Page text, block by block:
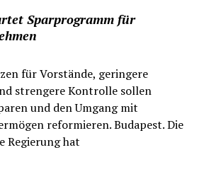
Sparprogramm für
für Vorstände, geringere
strengere Kontrolle sollen
und den Umgang mit
reformieren. Budapest. Die
Regierung hat